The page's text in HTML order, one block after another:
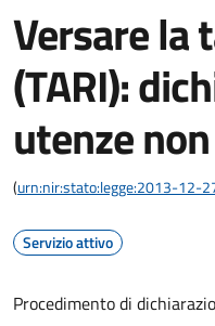
Versare la
(TARI):
utenze
(urn:nir:stato:legge:2013-12-
Servizio attivo
Procedimento di